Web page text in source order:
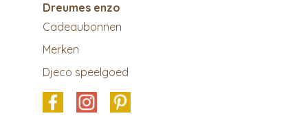
Dreumes enzo
Cadeaubonnen
Merken
Djeco speelgoed